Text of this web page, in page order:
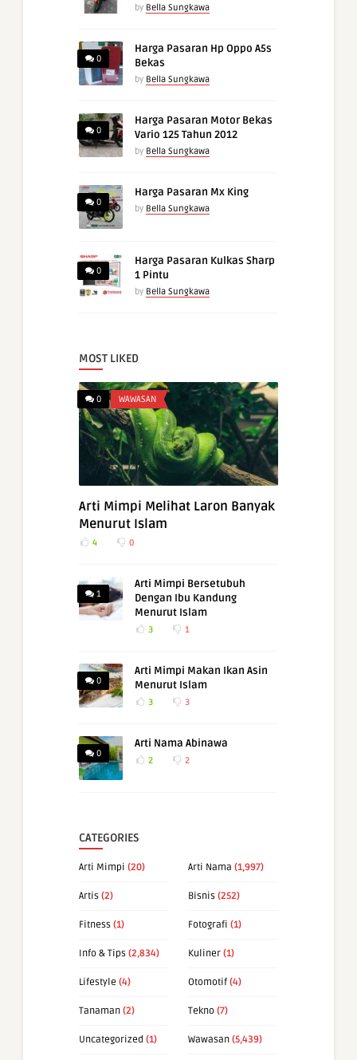
by Bella Sungkawa
0
Harga Pasaran Hp Oppo A5s
Bekas
by Bella Sungkawa
0
Harga Pasaran Motor Bekas
Vario 125 Tahun 2012
by Bella Sungkawa
0
Harga Pasaran Mx King
by Bella Sungkawa
0
Harga Pasaran Kulkas Sharp
1 Pintu
by Bella Sungkawa
MOST LIKED
0 WAWASAN
Arti Mimpi Melihat Laron Banyak
Menurut Islam
4 0
1
Arti Mimpi Bersetubuh
Dengan Ibu Kandung
Menurut Islam
3 1
0
Arti Mimpi Makan Ikan Asin
Menurut Islam
3 3
0
Arti Nama Abinawa
2 2
CATEGORIES
Arti Mimpi (20) Arti Nama (1,997)
Artis (2) Bisnis (252)
Fitness (1) Fotografi (1)
Info & Tips (2,834) Kuliner (1)
Lifestyle (4) Otomotif (4)
Tanaman (2) Tekno (7)
Uncategorized (1) Wawasan (5,439)